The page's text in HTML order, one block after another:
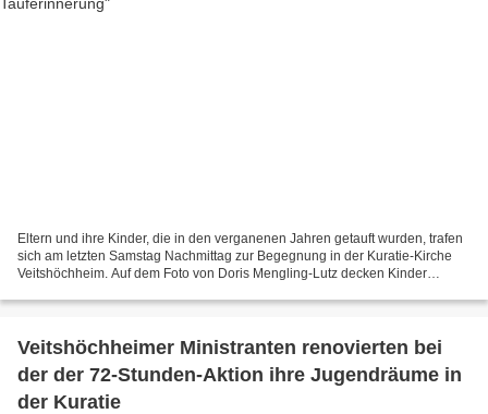
Eltern und ihre Kinder, die in den verganenen Jahren getauft wurden, trafen
sich am letzten Samstag Nachmittag zur Begegnung in der Kuratie-Kirche
Veitshöchheim. Auf dem Foto von Doris Mengling-Lutz decken Kinder
Veitshöchheimer Ministranten renovierten bei
der der 72-Stunden-Aktion ihre Jugendräume in
der Kuratie